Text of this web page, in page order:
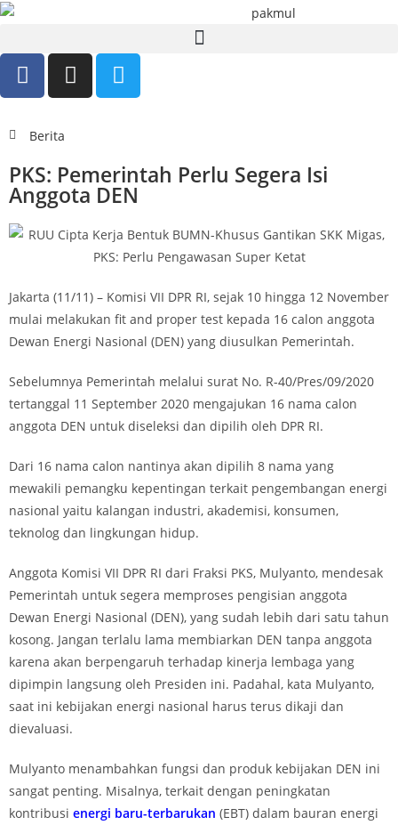
Berita
PKS: Pemerintah Perlu Segera Isi
Anggota DEN
Jakarta (11/11) – Komisi VII DPR RI, sejak 10 hingga 12 November
mulai melakukan fit and proper test kepada 16 calon anggota
Dewan Energi Nasional (DEN) yang diusulkan Pemerintah.
Sebelumnya Pemerintah melalui surat No. R-40/Pres/09/2020
tertanggal 11 September 2020 mengajukan 16 nama calon
anggota DEN untuk diseleksi dan dipilih oleh DPR RI.
Dari 16 nama calon nantinya akan dipilih 8 nama yang
mewakili pemangku kepentingan terkait pengembangan energi
nasional yaitu kalangan industri, akademisi, konsumen,
teknolog dan lingkungan hidup.
Anggota Komisi VII DPR RI dari Fraksi PKS, Mulyanto, mendesak
Pemerintah untuk segera memproses pengisian anggota
Dewan Energi Nasional (DEN), yang sudah lebih dari satu tahun
kosong. Jangan terlalu lama membiarkan DEN tanpa anggota
karena akan berpengaruh terhadap kinerja lembaga yang
dipimpin langsung oleh Presiden ini. Padahal, kata Mulyanto,
saat ini kebijakan energi nasional harus terus dikaji dan
dievaluasi.
Mulyanto menambahkan fungsi dan produk kebijakan DEN ini
sangat penting. Misalnya, terkait dengan peningkatan
kontribusi energi baru-terbarukan (EBT) dalam bauran energi